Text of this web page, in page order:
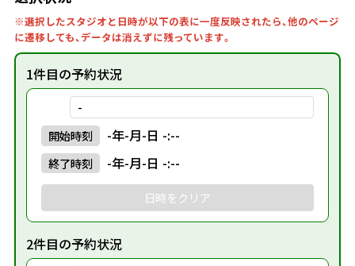
※選択したスタジオと日時が以下の表に一度反映されたら、他のページ
に遷移しても、データは消えずに残っています。
1件目の予約状況
-
開始時刻 -年-月-日 -:--
終了時刻 -年-月-日 -:--
日時をクリア
2件目の予約状況